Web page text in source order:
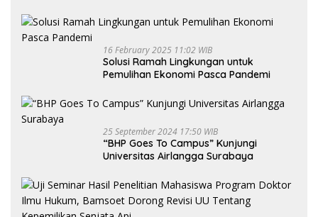
16 February 2025 11:02 WIB
Solusi Ramah Lingkungan untuk
Pemulihan Ekonomi Pasca Pandemi
25 September 2024 17:50 WIB
“BHP Goes To Campus” Kunjungi
Universitas Airlangga Surabaya